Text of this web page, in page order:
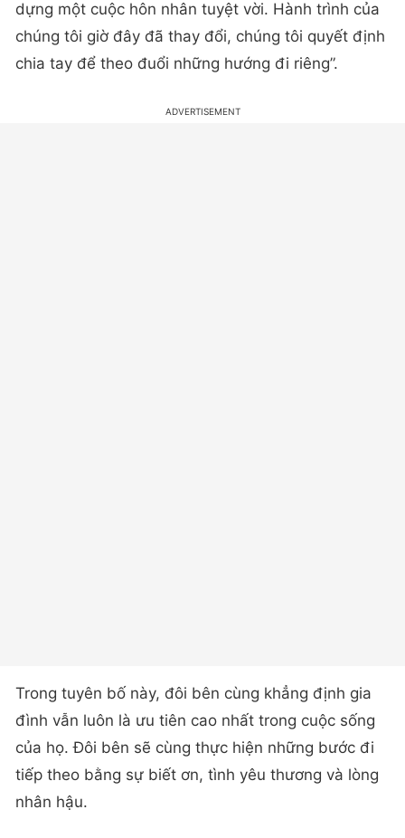
dựng một cuộc hôn nhân tuyệt vời. Hành trình của
chúng tôi giờ đây đã thay đổi, chúng tôi quyết định
chia tay để theo đuổi những hướng đi riêng”.
Trong tuyên bố này, đôi bên cùng khẳng định gia
đình vẫn luôn là ưu tiên cao nhất trong cuộc sống
của họ. Đôi bên sẽ cùng thực hiện những bước đi
tiếp theo bằng sự biết ơn, tình yêu thương và lòng
nhân hậu.